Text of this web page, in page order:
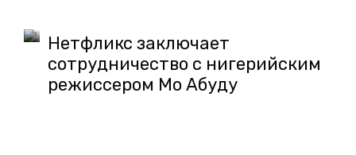
Нетфликс заключает
сотрудничество с нигерийским
режиссером Мо Абуду